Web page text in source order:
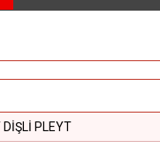
DİŞLİ PLEYT